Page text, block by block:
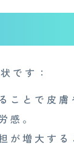
です：
ことで皮
感。
が増大する